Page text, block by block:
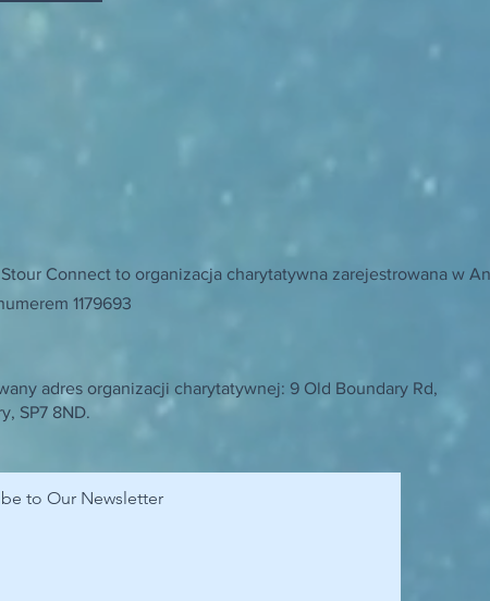
Connect to organizacja charytatywna zarejestrowana w
1179693
adres organizacji charytatywnej: 9 Old Boundary Rd,
SP7 8ND.
to Our Newsletter